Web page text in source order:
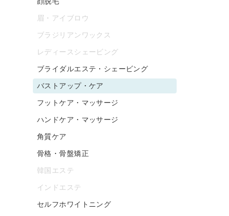
眉・アイブロウ
ブラジリアンワックス
レディースシェービング
ブライダルエステ・シェービング
バストアップ・ケア
フットケア・マッサージ
ハンドケア・マッサージ
角質ケア
骨格・骨盤矯正
韓国エステ
インドエステ
セルフホワイトニング